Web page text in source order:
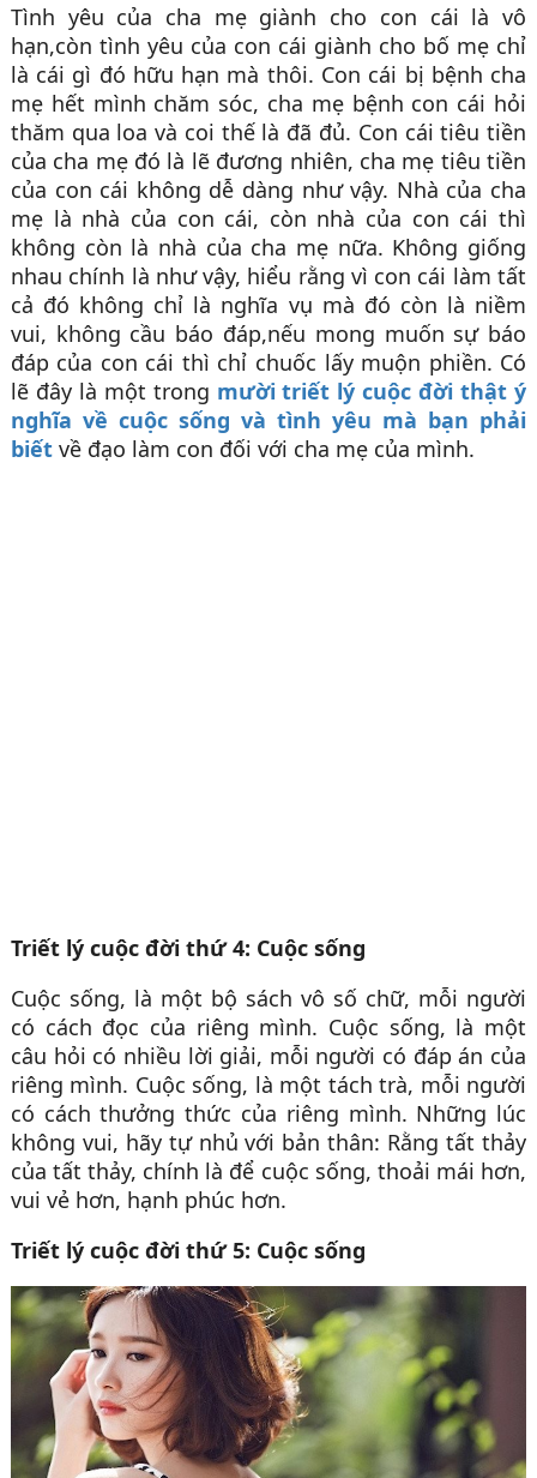
Tình yêu của cha mẹ giành cho con cái là vô
hạn,còn tình yêu của con cái giành cho bố mẹ chỉ
là cái gì đó hữu hạn mà thôi. Con cái bị bệnh cha
mẹ hết mình chăm sóc, cha mẹ bệnh con cái hỏi
thăm qua loa và coi thế là đã đủ. Con cái tiêu tiền
của cha mẹ đó là lẽ đương nhiên, cha mẹ tiêu tiền
của con cái không dễ dàng như vậy. Nhà của cha
mẹ là nhà của con cái, còn nhà của con cái thì
không còn là nhà của cha mẹ nữa. Không giống
nhau chính là như vậy, hiểu rằng vì con cái làm tất
cả đó không chỉ là nghĩa vụ mà đó còn là niềm
vui, không cầu báo đáp,nếu mong muốn sự báo
đáp của con cái thì chỉ chuốc lấy muộn phiền. Có
lẽ đây là một trong mười triết lý cuộc đời thật ý
nghĩa về cuộc sống và tình yêu mà bạn phải
biết về đạo làm con đối với cha mẹ của mình.
Triết lý cuộc đời thứ 4: Cuộc sống
Cuộc sống, là một bộ sách vô số chữ, mỗi người
có cách đọc của riêng mình. Cuộc sống, là một
câu hỏi có nhiều lời giải, mỗi người có đáp án của
riêng mình. Cuộc sống, là một tách trà, mỗi người
có cách thưởng thức của riêng mình. Những lúc
không vui, hãy tự nhủ với bản thân: Rằng tất thảy
của tất thảy, chính là để cuộc sống, thoải mái hơn,
vui vẻ hơn, hạnh phúc hơn.
Triết lý cuộc đời thứ 5: Cuộc sống